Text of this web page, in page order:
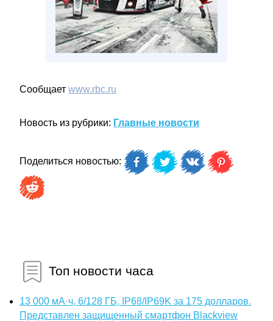
Сообщает www.rbc.ru
Новость из рубрики: Главные новости
Поделиться новостью:
Топ новости часа
13 000 мА·ч, 6/128 ГБ, IP68/IP69K за 175 долларов.
Представлен защищенный смартфон Blackview